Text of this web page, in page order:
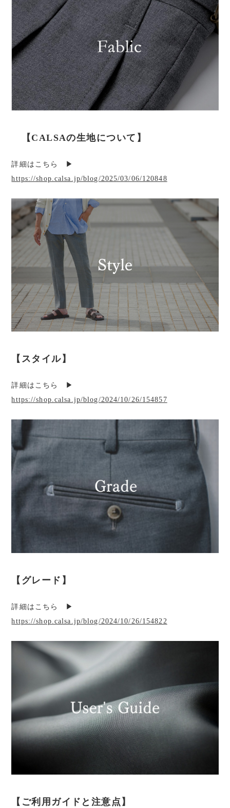
【CALSAの生地について】
詳細はこちら ▶︎
https://shop.calsa.jp/blog/2025/03/06/120848
【スタイル】
詳細はこちら ▶︎
https://shop.calsa.jp/blog/2024/10/26/154857
【グレード】
詳細はこちら ▶︎
https://shop.calsa.jp/blog/2024/10/26/154822
【ご利用ガイドと注意点】